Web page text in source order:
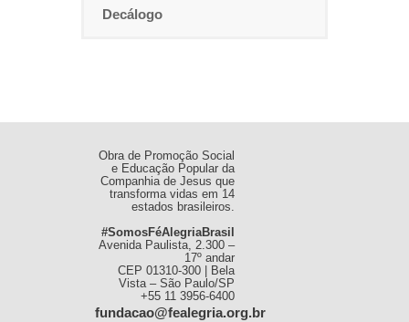
Decálogo
Obra de Promoção Social
e Educação Popular da
Companhia de Jesus que
transforma vidas em 14
estados brasileiros.
#SomosFéAlegriaBrasil
Avenida Paulista, 2.300 –
17º andar
CEP 01310-300 | Bela
Vista – São Paulo/SP
+55 11 3956-6400
fundacao@fealegria.org.br